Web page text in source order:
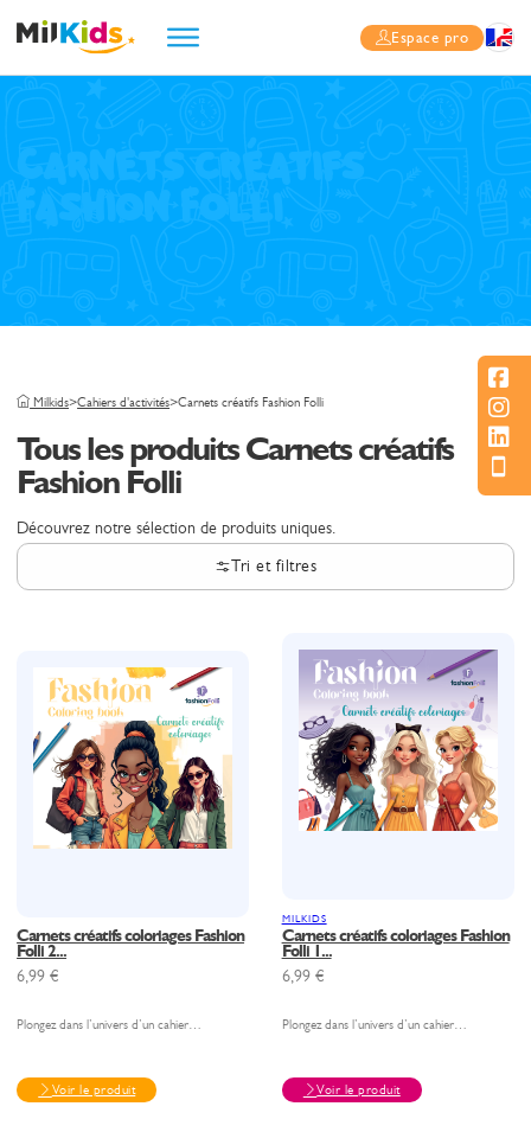
Espace pro
Milkids>Cahiers d'activités>Carnets créatifs Fashion Folli
Tous les produits Carnets créatifs
Fashion Folli
Découvrez notre sélection de produits uniques.
Tri et filtres
Carnets créatifs coloriages Fashion
Folli 2...
6,99€
Plongez dans l’univers d’un cahier…
Voir le produit
MILKIDS
Carnets créatifs coloriages Fashion
Folli 1...
6,99 €
Plongez dans l’univers d’un cahier…
Voir le produit